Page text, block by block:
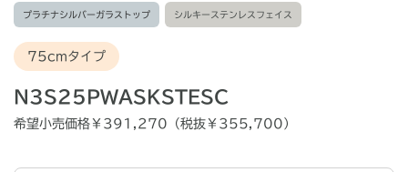
プラチナシルバーガラストップ シルキーステンレスフェイス
75cmタイプ
N3S25PWASKSTESC
希望小売価格￥391,270（税抜￥355,700）